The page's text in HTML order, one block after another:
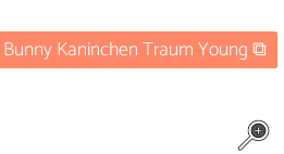
Kaninchen Traum Young ⧉